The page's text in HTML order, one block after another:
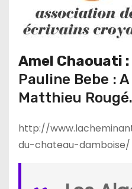
Amel Chaouati
Pauline Bebe :
Matthieu
http://
du-chateau-damboise/